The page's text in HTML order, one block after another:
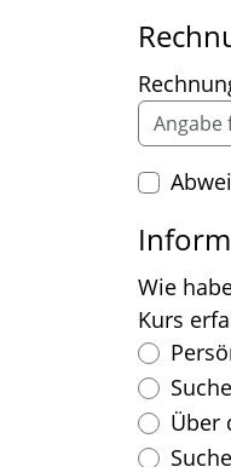
Wie
Kurs
Über